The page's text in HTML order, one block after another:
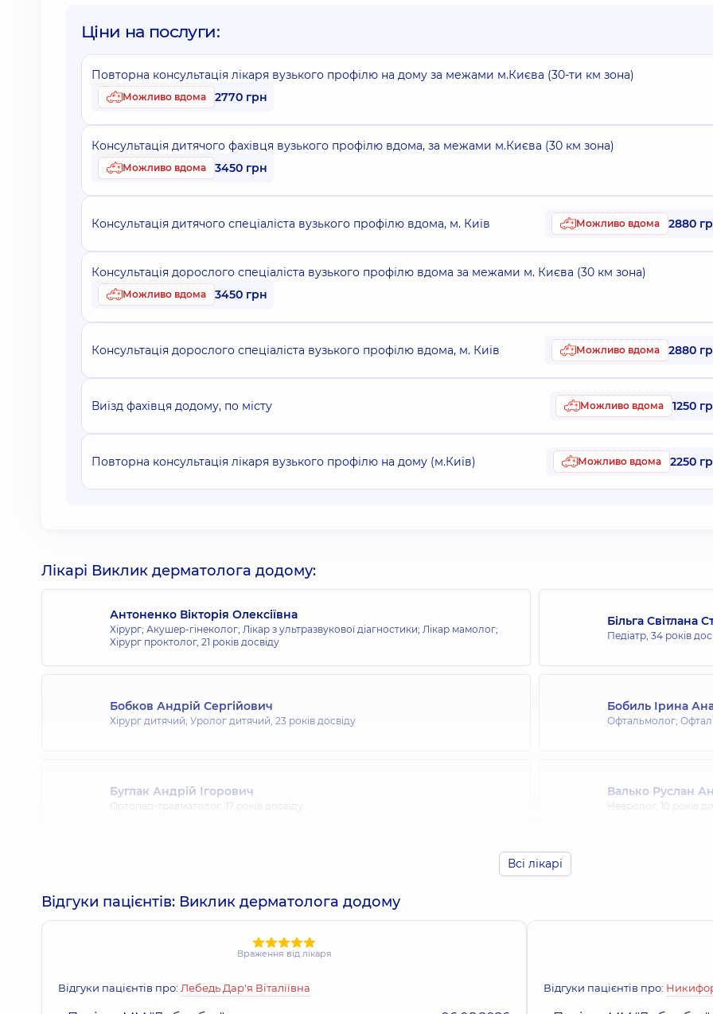
Ціни на послуги:
Повторна консультація лікаря вузького профілю на дому за межами м.Києва (30-ти км зона)
Можливо вдома 2770 грн
Консультація дитячого фахівця вузького профілю вдома, за межами м.Києва (30 км зона)
Можливо вдома 3450 грн
Консультація дитячого спеціаліста вузького профілю вдома, м. Київ Можливо вдома 2880
Консультація дорослого спеціаліста вузького профілю вдома за межами м. Києва (30 км зона)
Можливо вдома 3450 грн
Консультація дорослого спеціаліста вузького профілю вдома, м. Київ Можливо вдома 2880
Виїзд фахівця додому, по місту Можливо вдома 1250
Повторна консультація лікаря вузького профілю на дому (м.Київ) Можливо вдома 2250
Лікарі Виклик дерматолога додому:
Антоненко Вікторія Олексіївна
Хірург; Акушер-гінеколог; Лікар з ультразвукової діагностики; Лікар мамолог;
Хірург проктолог, 21 років досвіду
Більга Світлана
Педіатр, 34 років
Бобков Андрій Сергійович
Хірург дитячий; Уролог дитячий, 23 років досвіду
Бобиль Ірина
Офтальмолог;
Буглак Андрій Ігорович
Ортопед-травматолог, 17 років досвіду
Валько Руслан
Невролог, 10 років
Ворона Альона Анатоліївна
діагностики, 12
Всі лікарі
Відгуки пацієнтів: Виклик дерматолога додому
Враження від лікаря
Відгуки пацієнтів про: Лебедь Дар'я Віталіївна Відгуки пацієнтів про: